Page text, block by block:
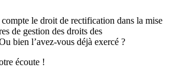
le droit de rectification dans la mise
de gestion des droits des
bien l’avez-vous déjà exercé ?
écoute !